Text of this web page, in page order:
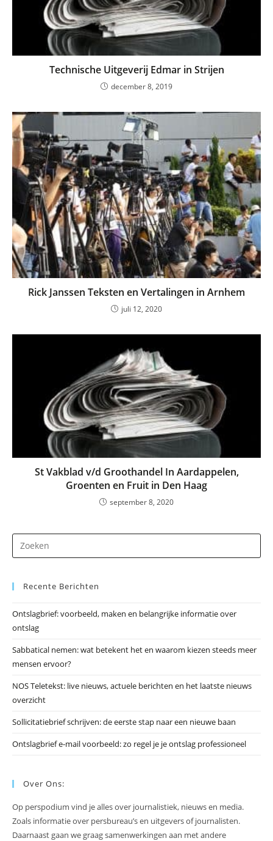
Technische Uitgeverij Edmar in Strijen
december 8, 2019
Rick Janssen Teksten en Vertalingen in Arnhem
juli 12, 2020
St Vakblad v/d Groothandel In Aardappelen,
Groenten en Fruit in Den Haag
september 8, 2020
op
Recente Berichten
Ontslagbrief: voorbeeld, maken en belangrijke informatie over
ontslag
Sabbatical nemen: wat betekent het en waarom kiezen steeds meer
mensen ervoor?
NOS Teletekst: live nieuws, actuele berichten en het laatste nieuws
overzicht
Sollicitatiebrief schrijven: de eerste stap naar een nieuwe baan
Ontslagbrief e-mail voorbeeld: zo regel je je ontslag professioneel
Over Ons:
Op perspodium vind je alles over journalistiek, nieuws en media.
Zoals informatie over persbureau’s en uitgevers of journalisten.
Daarnaast gaan we graag samenwerkingen aan met andere